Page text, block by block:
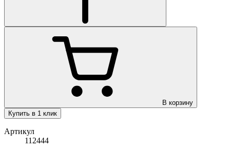
В корзину
Купить в 1 клик
Артикул
112444